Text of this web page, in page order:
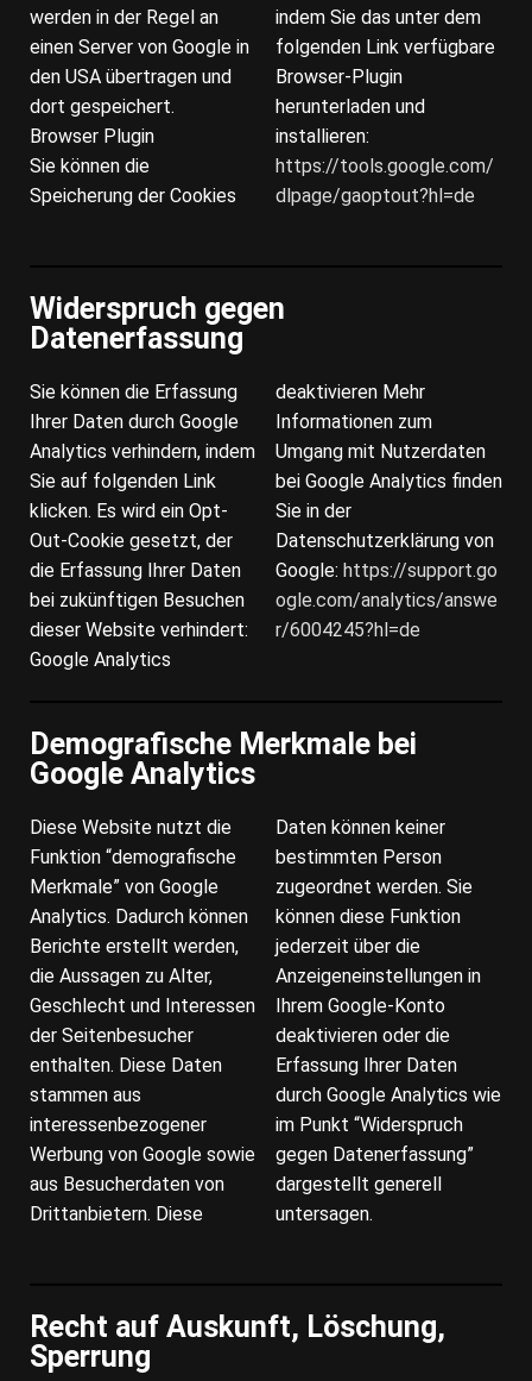
werden in der Regel an
einen Server von Google in
den USA übertragen und
dort gespeichert.
Browser Plugin
Sie können die
Speicherung der Cookies
indem Sie das unter dem
folgenden Link verfügbare
Browser-Plugin
herunterladen und
installieren:
https://tools.google.com/
dlpage/gaoptout?hl=de
Widerspruch gegen
Datenerfassung
Sie können die Erfassung
Ihrer Daten durch Google
Analytics verhindern, indem
Sie auf folgenden Link
klicken. Es wird ein Opt-
Out-Cookie gesetzt, der
die Erfassung Ihrer Daten
bei zukünftigen Besuchen
dieser Website verhindert:
Google Analytics
deaktivieren Mehr
Informationen zum
Umgang mit Nutzerdaten
bei Google Analytics finden
Sie in der
Datenschutzerklärung von
Google: https://support.go
ogle.com/analytics/answe
r/6004245?hl=de
Demografische Merkmale bei
Google Analytics
Diese Website nutzt die
Funktion “demografische
Merkmale” von Google
Analytics. Dadurch können
Berichte erstellt werden,
die Aussagen zu Alter,
Geschlecht und Interessen
der Seitenbesucher
enthalten. Diese Daten
stammen aus
interessenbezogener
Werbung von Google sowie
aus Besucherdaten von
Drittanbietern. Diese
Daten können keiner
bestimmten Person
zugeordnet werden. Sie
können diese Funktion
jederzeit über die
Anzeigeneinstellungen in
Ihrem Google-Konto
deaktivieren oder die
Erfassung Ihrer Daten
durch Google Analytics wie
im Punkt “Widerspruch
gegen Datenerfassung”
dargestellt generell
untersagen.
Recht auf Auskunft, Löschung,
Sperrung